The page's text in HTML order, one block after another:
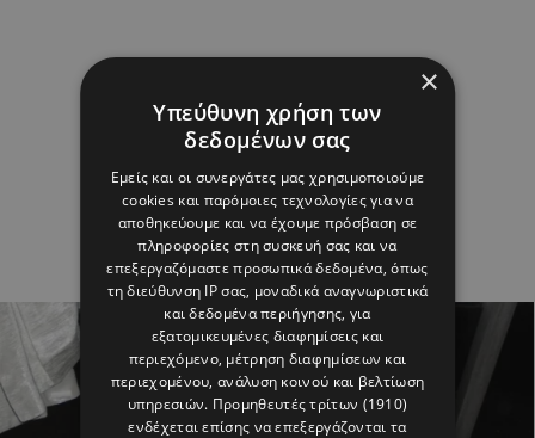
×
Υπεύθυνη χρήση των
δεδομένων σας
Εμείς και οι συνεργάτες μας χρησιμοποιούμε
cookies και παρόμοιες τεχνολογίες για να
αποθηκεύουμε και να έχουμε πρόσβαση σε
πληροφορίες στη συσκευή σας και να
επεξεργαζόμαστε προσωπικά δεδομένα, όπως
τη διεύθυνση IP σας, μοναδικά αναγνωριστικά
και δεδομένα περιήγησης, για
εξατομικευμένες διαφημίσεις και
περιεχόμενο, μέτρηση διαφημίσεων και
περιεχομένου, ανάλυση κοινού και βελτίωση
υπηρεσιών. Προμηθευτές τρίτων (1910)
ενδέχεται επίσης να επεξεργάζονται τα